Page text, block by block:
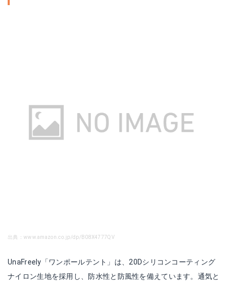
出典：www.amazon.co.jp/dp/B08X4777QV
UnaFreely「ワンポールテント」は、20Dシリコンコーティング
ナイロン生地を採用し、防水性と防風性を備えています。通気と